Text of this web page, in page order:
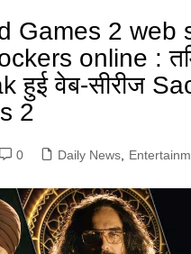
Games 2 web
online :
हुई वेब-सीरीज
2
0 Daily News,